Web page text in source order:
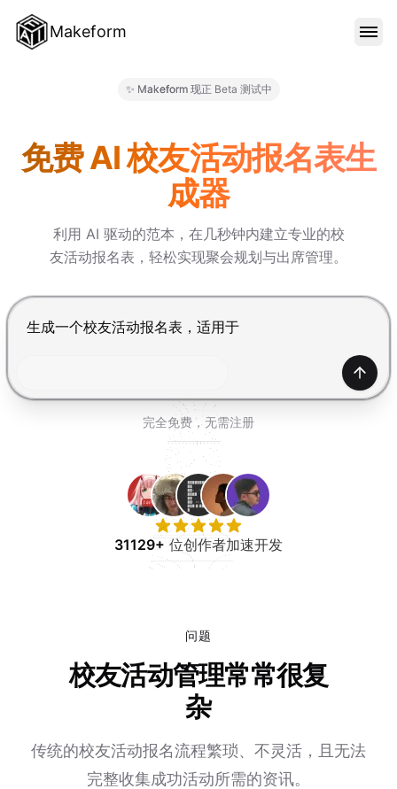
Makeform
价格
登入
免费试用
✨ Makeform 现正 Beta 测试中
免费 AI 校友活动报名表生
成器
利用 AI 驱动的范本，在几秒钟内建立专业的校
友活动报名表，轻松实现聚会规划与出席管理。
按 Enter 提交，Shift+Enter 换行
产生
完全免费，无需注册
31129+ 位创作者加速开发
问题
校友活动管理常常很复
杂
传统的校友活动报名流程繁琐、不灵活，且无法
完整收集成功活动所需的资讯。